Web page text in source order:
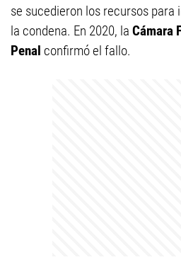
se sucedieron los recursos
la condena. En 2020, la Cámara
Penal confirmó el fallo.